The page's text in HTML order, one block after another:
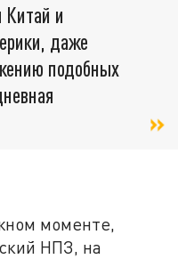
Китай и
даже
подобных
моменте,
НПЗ, на